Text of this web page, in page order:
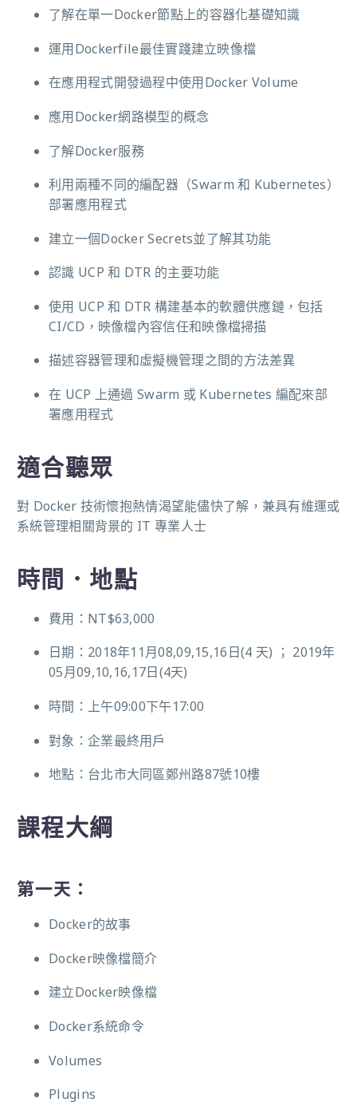
了解在單一Docker節點上的容器化基礎知識
運用Dockerfile最佳實踐建立映像檔
在應用程式開發過程中使用Docker Volume
應用Docker網路模型的概念
了解Docker服務
利用兩種不同的編配器（Swarm 和 Kubernetes）
部署應用程式
建立一個Docker Secrets並了解其功能
認識 UCP 和 DTR 的主要功能
使用 UCP 和 DTR 構建基本的軟體供應鏈，包括
CI/CD，映像檔內容信任和映像檔掃描
描述容器管理和虛擬機管理之間的方法差異
在 UCP 上通過 Swarm 或 Kubernetes 編配來部
署應用程式
適合聽眾
對 Docker 技術懷抱熱情渴望能儘快了解，兼具有維運或
系統管理相關背景的 IT 專業人士
時間．地點
費用：NT$63,000
日期：2018年11月08,09,15,16日(4 天) ； 2019年
05月09,10,16,17日(4天)
時間：上午09:00下午17:00
對象：企業最終用戶
地點：台北市大同區鄭州路87號10樓
課程大綱
第一天：
Docker的故事
Docker映像檔簡介
建立Docker映像檔
Docker系統命令
Volumes
Plugins